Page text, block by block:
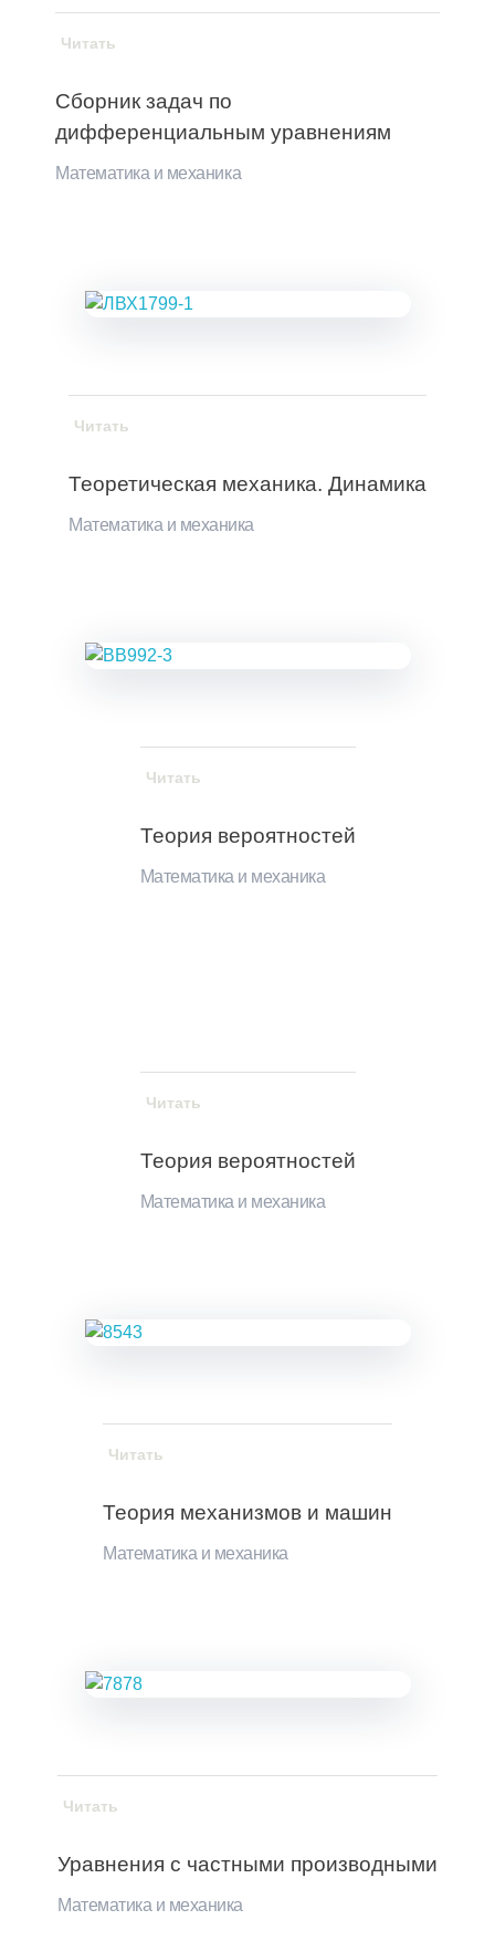
Сборник задач по
дифференциальным уравнениям
Математика и механика
Читать
Теоретическая механика. Динамика
Математика и механика
Читать
Теория вероятностей
Математика и механика
Читать
Теория вероятностей
Математика и механика
Читать
Теория механизмов и машин
Математика и механика
Читать
Уравнения с частными производными
Математика и механика
Читать